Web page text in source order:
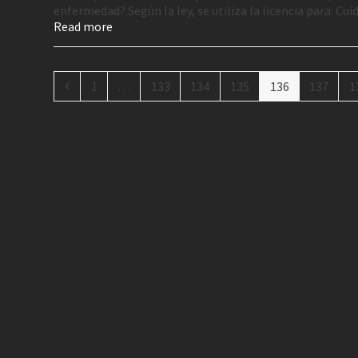
enfermedad? Según la ley, se utiliza la licencia para:
Read more
1 … 133 134 135 136 137